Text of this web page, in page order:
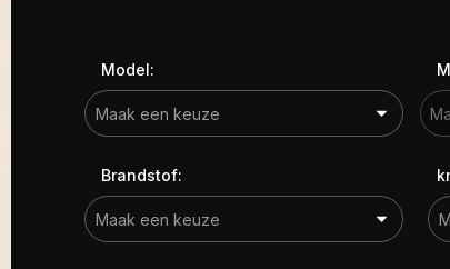
Model:
Brandstof: